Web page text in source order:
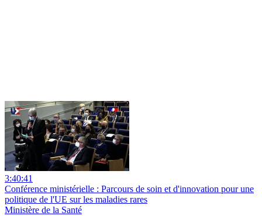
3:40:41
Conférence ministérielle : Parcours de soin et d'innovation pour une
politique de l'UE sur les maladies rares
Ministère de la Santé